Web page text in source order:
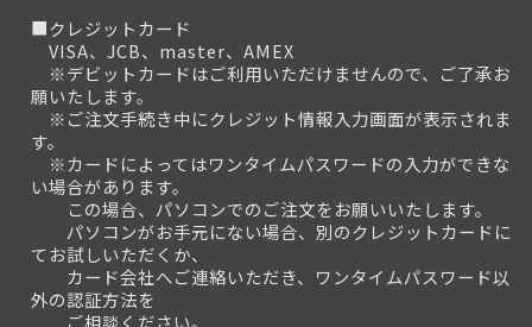
■クレジットカード
VISA、JCB、master、AMEX
※デビットカードはご利用いただけませんので、ご了承お
願いたします。
※ご注文手続き中にクレジット情報入力画面が表示されま
す。
※カードによってはワンタイムパスワードの入力ができな
い場合があります。
この場合、パソコンでのご注文をお願いいたします。
パソコンがお手元にない場合、別のクレジットカードに
てお試しいただくか、
カード会社へご連絡いただき、ワンタイムパスワード以
外の認証方法を
ご相談ください。